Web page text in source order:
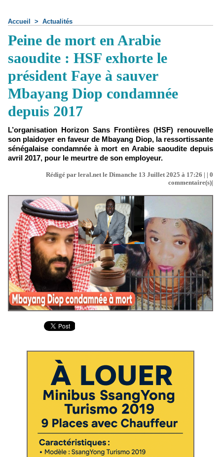
Accueil > Actualités
Peine de mort en Arabie
saoudite : HSF exhorte le
président Faye à sauver
Mbayang Diop condamnée
depuis 2017
L’organisation Horizon Sans Frontières (HSF) renouvelle
son plaidoyer en faveur de Mbayang Diop, la ressortissante
sénégalaise condamnée à mort en Arabie saoudite depuis
avril 2017, pour le meurtre de son employeur.
Rédigé par leral.net le Dimanche 13 Juillet 2025 à 17:26 | | 0
commentaire(s)|